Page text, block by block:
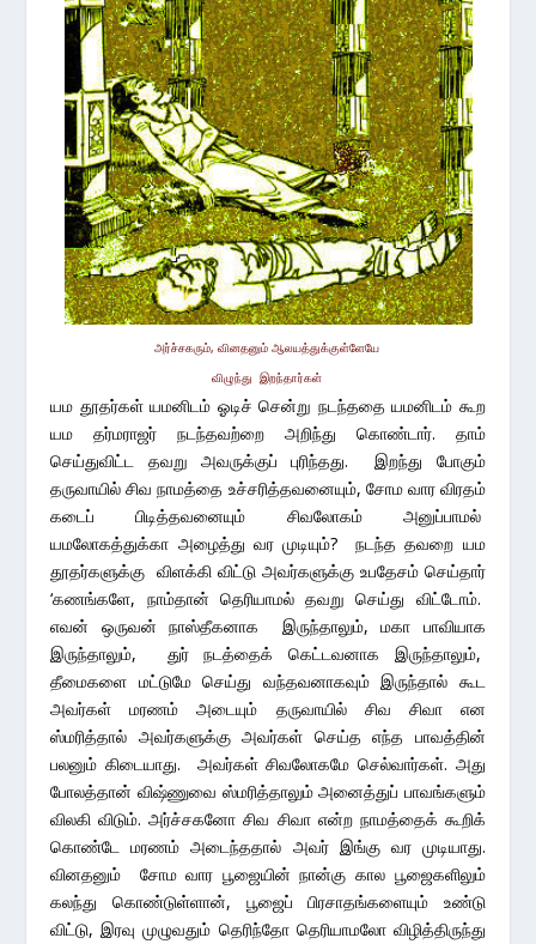
அர்ச்சகரும், வினதனும் ஆலயத்துக்குள்ளேயே
விழுந்து இறந்தார்கள்
யம தூதர்கள் யமனிடம் ஓடிச் சென்று நடந்ததை யமனிடம் கூற
யம தர்மராஜர் நடந்தவற்றை அறிந்து கொண்டார். தாம்
செய்துவிட்ட தவறு அவருக்குப் புரிந்தது. இறந்து போகும்
தருவாயில் சிவ நாமத்தை உச்சரித்தவனையும், சோம வார விரதம்
கடைப் பிடித்தவனையும் சிவலோகம் அனுப்பாமல்
யமலோகத்துக்கா அழைத்து வர முடியும்? நடந்த தவறை யம
தூதர்களுக்கு விளக்கி விட்டு அவர்களுக்கு உபதேசம் செய்தார்
‘கணங்களே, நாம்தான் தெரியாமல் தவறு செய்து விட்டோம்.
எவன் ஒருவன் நாஸ்தீகனாக இருந்தாலும், மகா பாவியாக
இருந்தாலும், துர் நடத்தைக் கெட்டவனாக இருந்தாலும்,
தீமைகளை மட்டுமே செய்து வந்தவனாகவும் இருந்தால் கூட
அவர்கள் மரணம் அடையும் தருவாயில் சிவ சிவா என
ஸ்மரித்தால் அவர்களுக்கு அவர்கள் செய்த எந்த பாவத்தின்
பலனும் கிடையாது. அவர்கள் சிவலோகமே செல்வார்கள். அது
போலத்தான் விஷ்ணுவை ஸ்மரித்தாலும் அனைத்துப் பாவங்களும்
விலகி விடும். அர்ச்சகனோ சிவ சிவா என்ற நாமத்தைக் கூறிக்
கொண்டே மரணம் அடைந்ததால் அவர் இங்கு வர முடியாது.
வினதனும் சோம வார பூஜையின் நான்கு கால பூஜைகளிலும்
கலந்து கொண்டுள்ளான், பூஜைப் பிரசாதங்களையும் உண்டு
விட்டு, இரவு முழுவதும் தெரிந்தோ தெரியாமலோ விழித்திருந்து